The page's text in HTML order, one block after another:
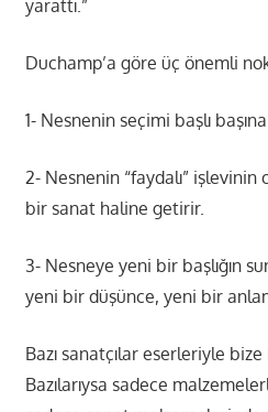
yarattı.”
Duchamp’a göre üç önemli
1- Nesnenin seçimi başlı
2- Nesnenin “faydalı” işlevinin
bir sanat haline getirir.
3- Nesneye yeni bir başlığın
yeni bir düşünce, yeni bir
Bazı sanatçılar eserleriyle
Bazılarıysa sadece